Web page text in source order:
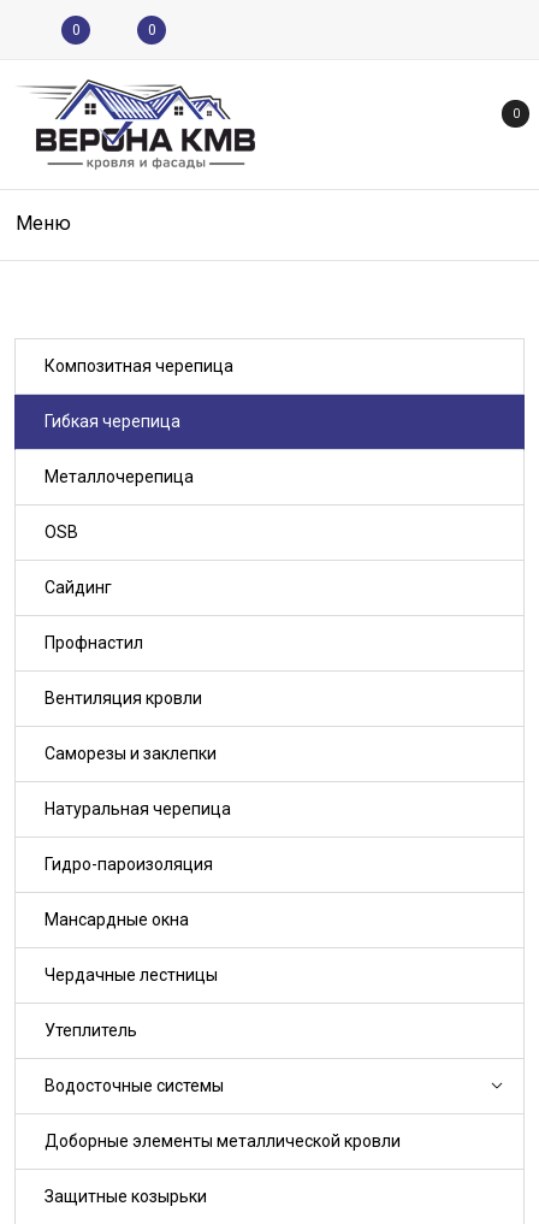
0 0
0
Меню
Композитная черепица
Гибкая черепица
Металлочерепица
OSB
Сайдинг
Профнастил
Вентиляция кровли
Саморезы и заклепки
Натуральная черепица
Гидро-пароизоляция
Мансардные окна
Чердачные лестницы
Утеплитель
Водосточные системы
Доборные элементы металлической кровли
Защитные козырьки